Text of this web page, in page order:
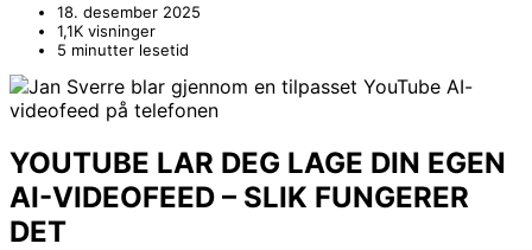
18. desember 2025
1,1K visninger
5 minutter lesetid
YOUTUBE LAR DEG LAGE DIN EGEN
AI-VIDEOFEED – SLIK FUNGERER
DET